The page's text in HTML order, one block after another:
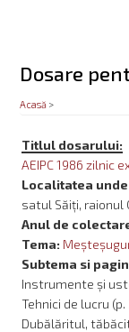
principal
Dosare
Acasă >
Titlul dosarului:
AEIPC 1986 zilnic
Localitatea
satul Săiți, raionul
Anul de
Tema:
Subtema si
Instrumente și
Tehnici de lucru (p.
Dubălăritul,